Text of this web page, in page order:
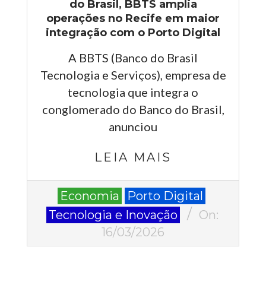
do Brasil, BBTS amplia
operações no Recife em maior
integração com o Porto Digital
A BBTS (Banco do Brasil
Tecnologia e Serviços), empresa de
tecnologia que integra o
conglomerado do Banco do Brasil,
anunciou
LEIA MAIS
2026-
Economia
Porto Digital
Tecnologia e Inovação
On:
16/03/2026